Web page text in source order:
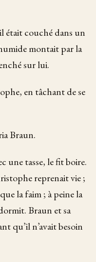
était couché dans un
montait par la
sur lui.
en tâchant de se
Braun.
une tasse, le fit boire.
reprenait vie ;
la faim ; à peine la
Braun et sa
qu’il n’avait besoin